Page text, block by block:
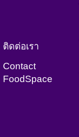
ติดต่อเรา
Contact
FoodSpace